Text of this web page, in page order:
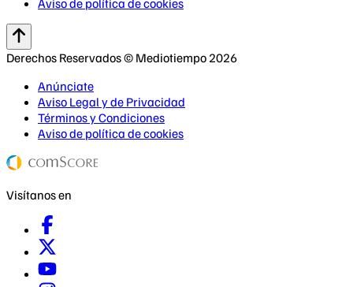
Derechos Reservados © Mediotiempo 2026
Anúnciate
Aviso Legal y de Privacidad
Términos y Condiciones
Aviso de política de cookies
Visítanos en